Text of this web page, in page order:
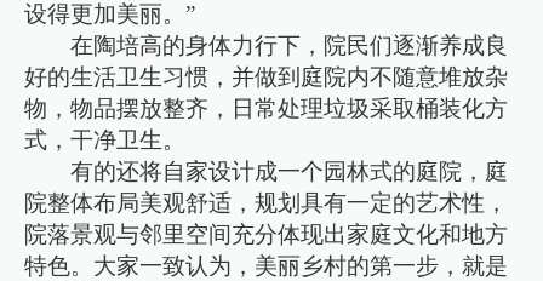
设得更加美丽。”
在陶培高的身体力行下，院民们逐渐养成良
好的生活卫生习惯，并做到庭院内不随意堆放杂
物，物品摆放整齐，日常处理垃圾采取桶装化方
式，干净卫生。
有的还将自家设计成一个园林式的庭院，庭
院整体布局美观舒适，规划具有一定的艺术性，
院落景观与邻里空间充分体现出家庭文化和地方
特色。大家一致认为，美丽乡村的第一步，就是